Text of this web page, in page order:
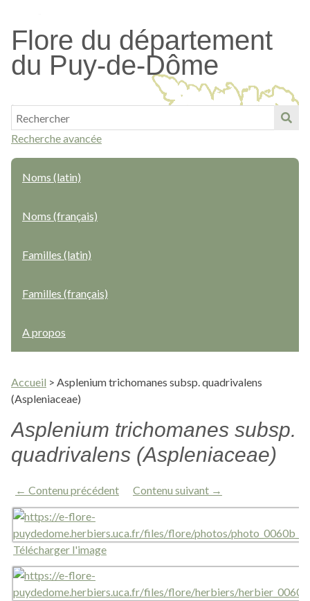
contenu
principal
Flore du département
du Puy-de-Dôme
Recherche avancée
Noms (latin)
Noms (français)
Familles (latin)
Familles (français)
A propos
Accueil > Asplenium trichomanes subsp. quadrivalens
(Aspleniaceae)
Asplenium trichomanes subsp.
quadrivalens (Aspleniaceae)
← Contenu précédent Contenu suivant →
Télécharger l'image